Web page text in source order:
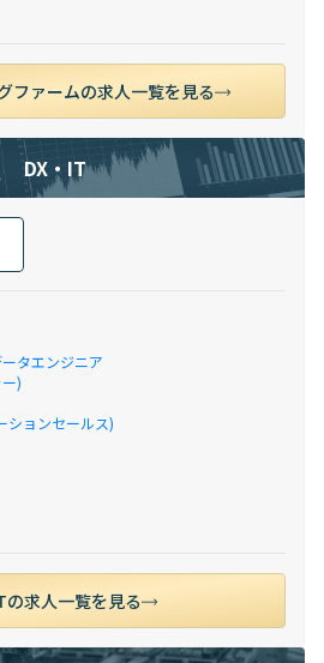
ファームの求人一覧を見る
DX・IT
タエンジニア
)
ションセールス)
の求人一覧を見る